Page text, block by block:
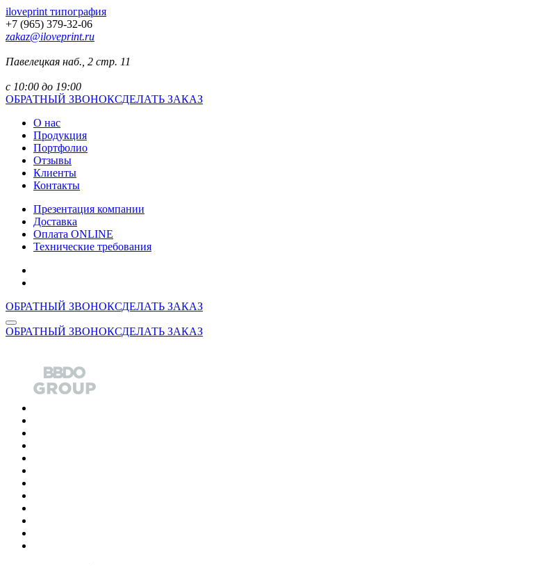
iloveprint типография
+7 (965) 379-32-06
zakaz@iloveprint.ru
Павелецкая наб., 2 стр. 11
с 10:00 до 19:00
ОБРАТНЫЙ ЗВОНОКСДЕЛАТЬ ЗАКАЗ
О нас
Продукция
Портфолио
Отзывы
Клиенты
Контакты
Презентация компании
Доставка
Оплата ONLINE
Технические требования
ОБРАТНЫЙ ЗВОНОКСДЕЛАТЬ ЗАКАЗ
ОБРАТНЫЙ ЗВОНОКСДЕЛАТЬ ЗАКАЗ